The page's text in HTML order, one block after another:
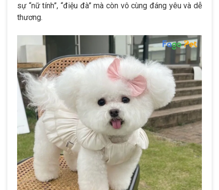
sự “nữ tính”, “điệu đà” mà còn vô cùng đáng yêu và dễ
thương.